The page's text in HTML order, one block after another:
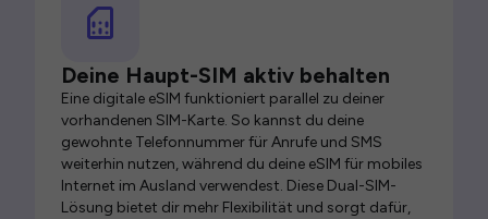
Deine Haupt-SIM aktiv behalten
Eine digitale eSIM funktioniert parallel zu deiner
vorhandenen SIM-Karte. So kannst du deine
gewohnte Telefonnummer für Anrufe und SMS
weiterhin nutzen, während du deine eSIM für mobiles
Internet im Ausland verwendest. Diese Dual-SIM-
Lösung bietet dir mehr Flexibilität und sorgt dafür,